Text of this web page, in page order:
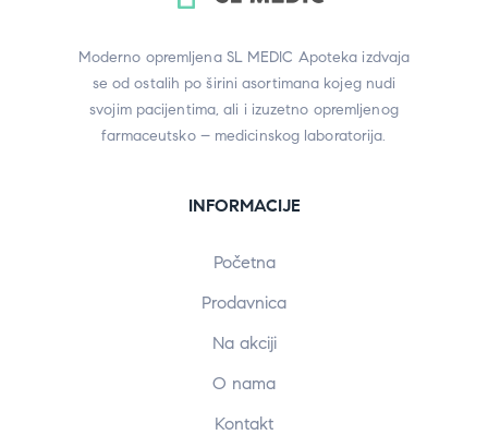
Moderno opremljena SL MEDIC Apoteka izdvaja
se od ostalih po širini asortimana kojeg nudi
svojim pacijentima, ali i izuzetno opremljenog
farmaceutsko – medicinskog laboratorija.
INFORMACIJE
Početna
Prodavnica
Na akciji
O nama
Kontakt